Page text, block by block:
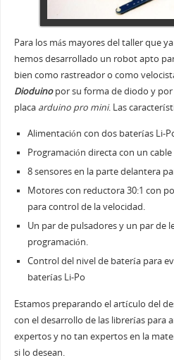
Para los más mayores del taller que
hemos desarrollado un robot apto
bien como rastreador o como
Dioduinopor su forma de diodo y
placa arduino pro mini. Las
Alimentación con dos baterías Li-
Programación directa con un cable
8 sensores en la parte delantera
Motores con reductora 30:1 con
para control de la velocidad.
Un par de pulsadores y un par de
programación.
Control del nivel de batería para
baterías Li-Po
Estamos preparando el artículo del
con el desarrollo de las librerías para
expertos y no tan expertos en la
si lo desean.